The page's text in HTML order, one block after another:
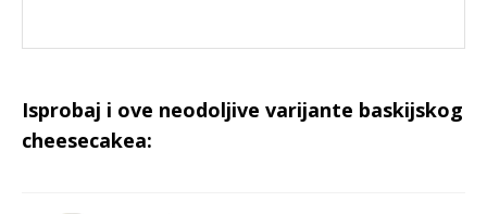
Isprobaj i ove neodoljive varijante baskijskog
cheesecakea: